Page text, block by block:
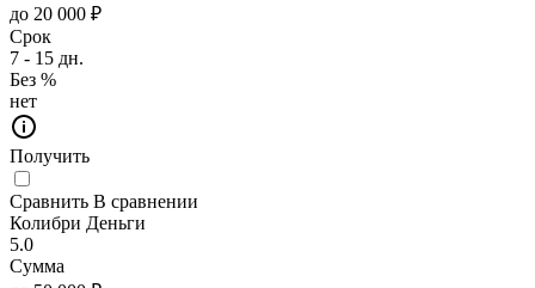
до 20 000 ₽
Срок
7 - 15 дн.
Без %
нет
Получить
Сравнить В сравнении
Колибри Деньги
5.0
Сумма